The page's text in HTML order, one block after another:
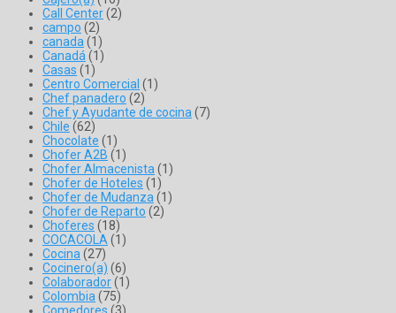
Call Center(2)
campo (2)
canada(1)
Canadá(1)
Casas (1)
Centro Comercial (1)
Chef panadero (2)
Chef y Ayudante de cocina(7)
Chile (62)
Chocolate (1)
Chofer A2B (1)
Chofer Almacenista(1)
Chofer de Hoteles (1)
Chofer de Mudanza(1)
Chofer de Reparto (2)
Choferes (18)
COCACOLA(1)
Cocina(27)
Cocinero(a) (6)
Colaborador(1)
Colombia(75)